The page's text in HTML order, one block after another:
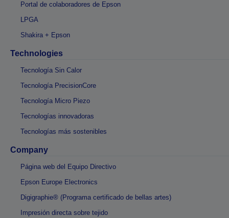
Portal de colaboradores de Epson
LPGA
Shakira + Epson
Technologies
Tecnología Sin Calor
Tecnología PrecisionCore
Tecnología Micro Piezo
Tecnologías innovadoras
Tecnologías más sostenibles
Company
Página web del Equipo Directivo
Epson Europe Electronics
Digigraphie® (Programa certificado de bellas artes)
Impresión directa sobre tejido